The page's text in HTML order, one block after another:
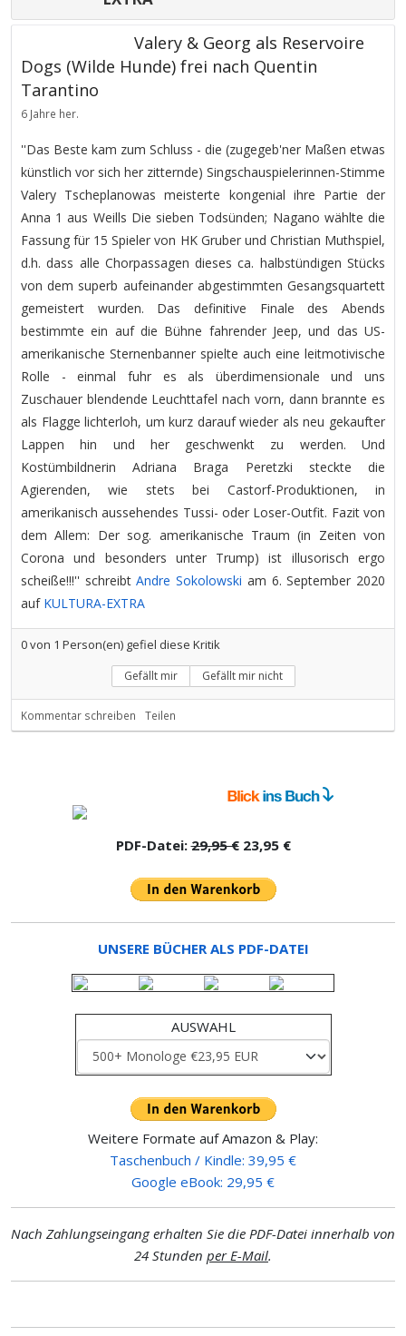
Valery & Georg als Reservoire
Dogs (Wilde Hunde) frei nach Quentin
Tarantino
6 Jahre her.
''Das Beste kam zum Schluss - die (zugegeb'ner Maßen etwas
künstlich vor sich her zitternde) Singschauspielerinnen-Stimme
Valery Tscheplanowas meisterte kongenial ihre Partie der
Anna 1 aus Weills Die sieben Todsünden; Nagano wählte die
Fassung für 15 Spieler von HK Gruber und Christian Muthspiel,
d.h. dass alle Chorpassagen dieses ca. halbstündigen Stücks
von dem superb aufeinander abgestimmten Gesangsquartett
gemeistert wurden. Das definitive Finale des Abends
bestimmte ein auf die Bühne fahrender Jeep, und das US-
amerikanische Sternenbanner spielte auch eine leitmotivische
Rolle - einmal fuhr es als überdimensionale und uns
Zuschauer blendende Leuchttafel nach vorn, dann brannte es
als Flagge lichterloh, um kurz darauf wieder als neu gekaufter
Lappen hin und her geschwenkt zu werden. Und
Kostümbildnerin Adriana Braga Peretzki steckte die
Agierenden, wie stets bei Castorf-Produktionen, in
amerikanisch aussehendes Tussi- oder Loser-Outfit. Fazit von
dem Allem: Der sog. amerikanische Traum (in Zeiten von
Corona und besonders unter Trump) ist illusorisch ergo
scheiße!!!'' schreibtAndre Sokolowski am 6. September 2020
auf KULTURA-EXTRA
0von 1 Person(en) gefiel diese Kritik
Gefällt mir Gefällt mir nicht
Kommentar schreiben Teilen
PDF-Datei:29,95 €23,95 €
UNSERE BÜCHER ALS PDF-DATEI
AUSWAHL
Weitere Formate auf Amazon & Play:
Taschenbuch / Kindle: 39,95 €
Google eBook: 29,95 €
Nach Zahlungseingang erhalten Sie die PDF-Datei innerhalb von
24 Stunden per E-Mail.